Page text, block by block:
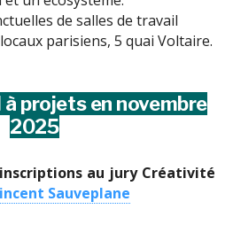
de salles de travail
parisiens, 5 quai Voltaire.
à projets en novembre
2025
au jury Créativité
Sauveplane